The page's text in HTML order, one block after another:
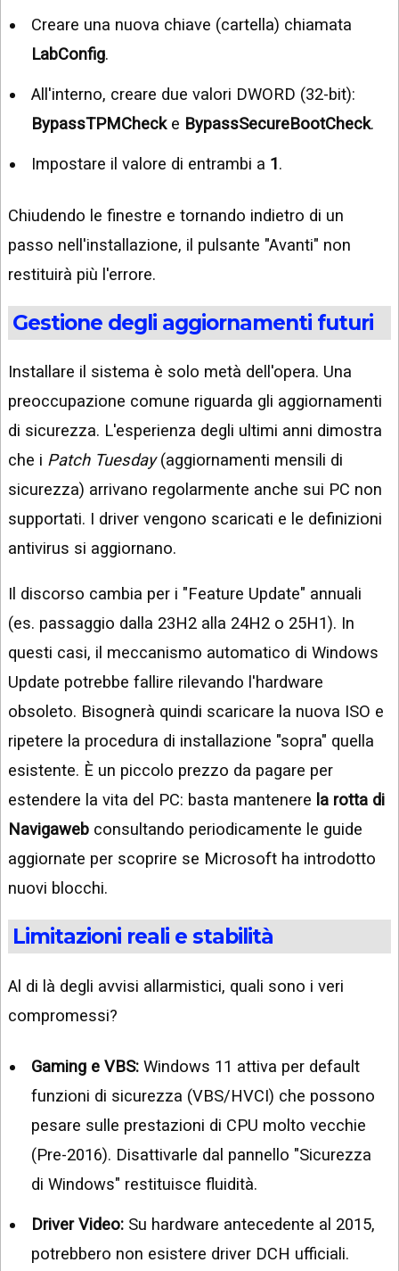
Creare una nuova chiave (cartella) chiamata
LabConfig.
All'interno, creare due valori DWORD (32-bit):
BypassTPMChecke BypassSecureBootCheck.
Impostare il valore di entrambi a 1.
Chiudendo le finestre e tornando indietro di un
passo nell'installazione, il pulsante "Avanti" non
restituirà più l'errore.
Gestione degli aggiornamenti futuri
Installare il sistema è solo metà dell'opera. Una
preoccupazione comune riguarda gli aggiornamenti
di sicurezza. L'esperienza degli ultimi anni dimostra
che i Patch Tuesday(aggiornamenti mensili di
sicurezza) arrivano regolarmente anche sui PC non
supportati. I driver vengono scaricati e le definizioni
antivirus si aggiornano.
Il discorso cambia per i "Feature Update" annuali
(es. passaggio dalla 23H2 alla 24H2 o 25H1). In
questi casi, il meccanismo automatico di Windows
Update potrebbe fallire rilevando l'hardware
obsoleto. Bisognerà quindi scaricare la nuova ISO e
ripetere la procedura di installazione "sopra" quella
esistente. È un piccolo prezzo da pagare per
estendere la vita del PC: basta mantenere la rotta di
Navigaweb consultando periodicamente le guide
aggiornate per scoprire se Microsoft ha introdotto
nuovi blocchi.
Limitazioni reali e stabilità
Al di là degli avvisi allarmistici, quali sono i veri
compromessi?
Gaming e VBS: Windows 11 attiva per default
funzioni di sicurezza (VBS/HVCI) che possono
pesare sulle prestazioni di CPU molto vecchie
(Pre-2016). Disattivarle dal pannello "Sicurezza
di Windows" restituisce fluidità.
Driver Video: Su hardware antecedente al 2015,
potrebbero non esistere driver DCH ufficiali.